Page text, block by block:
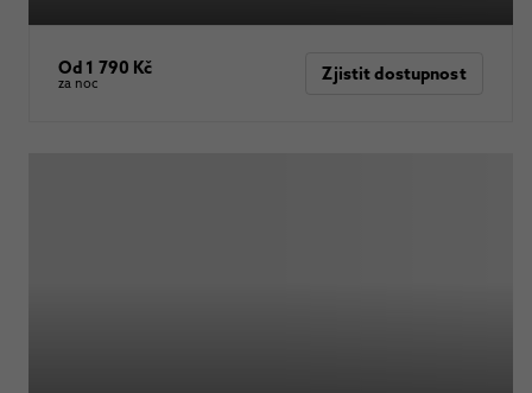
Od 1 790 Kč
za noc Zjistit dostupnost